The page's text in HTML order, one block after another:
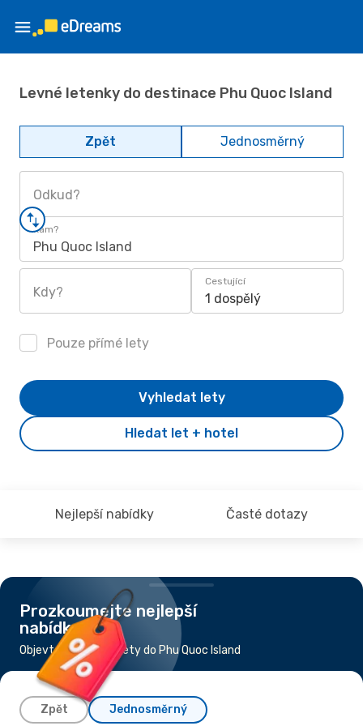
Levné letenky do destinace Phu Quoc Island
Zpět Jednosměrný
Odkud?
Kam?
Phu Quoc Island
Kdy?
Cestující
1 dospělý
Pouze přímé lety
Hledat let + hotel
Vyhledat lety
Nejlepší nabídky Časté dotazy
Prozkoumejte nejlepší
nabídky
Objevte nejlevnější lety do Phu Quoc Island
Zpět Jednosměrný